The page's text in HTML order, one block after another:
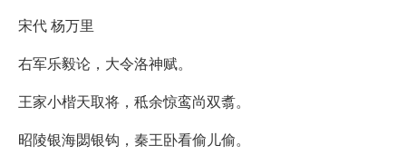
宋代 杨万里
右军乐毅论，大令洛神赋。
王家小楷天取将，秪余惊鸾尚双翥。
昭陵银海閟银钩，秦王卧看偷儿偷。